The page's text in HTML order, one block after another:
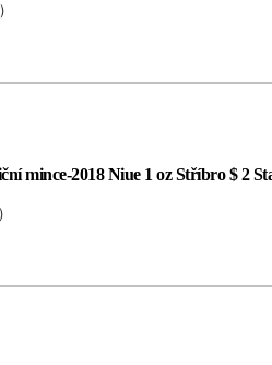
)
mince-2018 Niue 1 oz Stříbro $ 2
)